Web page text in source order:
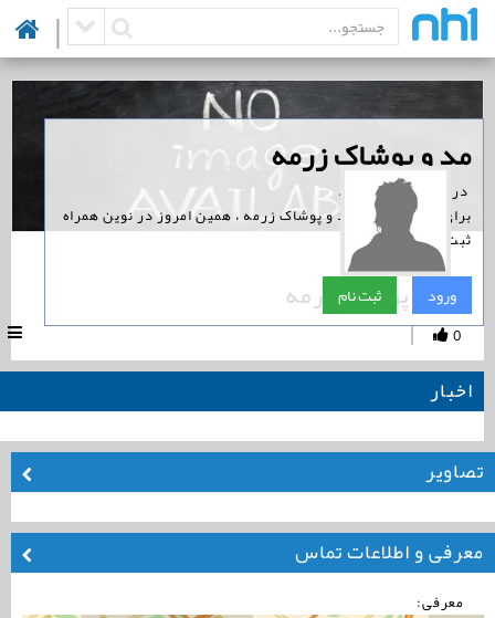
|
‏مد و پوشاک زرمه
‏ در نوین همراه است.
برای پیگیری اخبار مد و پوشاک زرمه ، همین امروز در نوین همراه
ثبت نام کنید.
ورود ثبت نام
مد و پوشاک زرمه
0
|
اخبار
تصاویر
معرفی و اطلاعات تماس
معرفی: